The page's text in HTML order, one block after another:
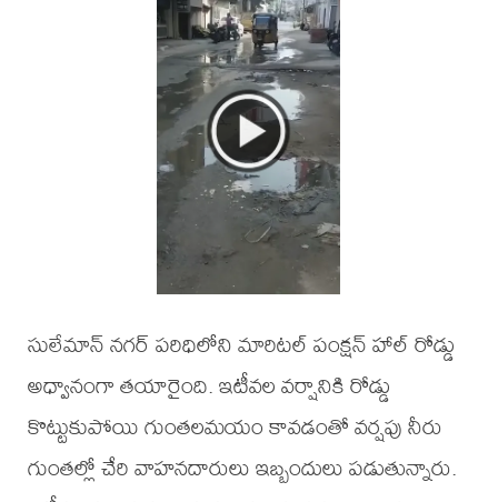
సులేమాన్ నగర్ పరిధిలోని మారిటల్ పంక్షన్ హాల్ రోడ్డు
అధ్వానంగా తయారైంది. ఇటీవల వర్షానికి రోడ్డు
కొట్టుకుపోయి గుంతలమయం కావడంతో వర్షపు నీరు
గుంతల్లో చేరి వాహనదారులు ఇబ్బందులు పడుతున్నారు.